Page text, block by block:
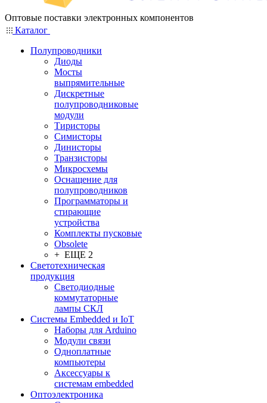
Оптовые поставки электронных компонентов
Каталог
Полупроводники
Диоды
Мосты
выпрямительные
Дискретные
полупроводниковые
модули
Тиристоры
Симисторы
Динисторы
Транзисторы
Микросхемы
Оснащение для
полупроводников
Программаторы и
стирающие
устройства
Комплекты пусковые
Obsolete
+ ЕЩЕ 2
Светотехническая
продукция
Светодиодные
коммутаторные
лампы СКЛ
Системы Embedded и IoT
Наборы для Arduino
Модули связи
Одноплатные
компьютеры
Аксессуары к
системам embedded
Oптоэлектроника